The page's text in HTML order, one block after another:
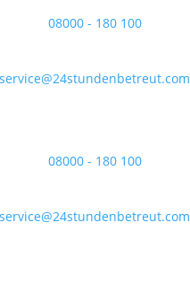
08000 - 180 100
service@24stundenbetreut.com
08000 - 180 100
service@24stundenbetreut.com